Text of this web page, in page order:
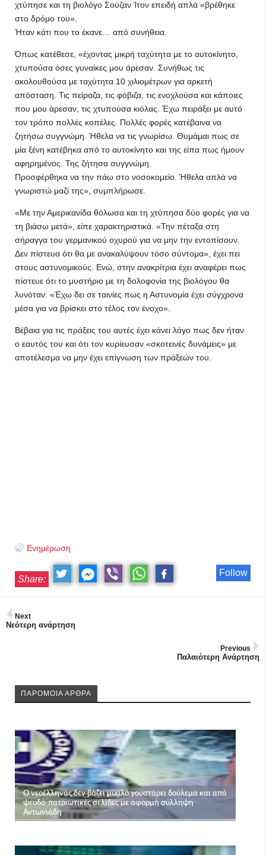
χτύπησε και τη βιολόγο Σούζαν Ίτον επειδή απλά «βρέθηκε
στο δρόμο του».
Ήταν κάτι που το έκανε… από συνήθεια.
Όπως κατέθεσε, «έχοντας μικρή ταχύτητα με το αυτοκίνητο,
χτυπούσα όσες γυναίκες μου άρεσαν. Συνήθως τις
ακολουθούσα με ταχύτητα 10 χιλιομέτρων για αρκετή
απόσταση. Τις πείραζα, τις φόβιζα, τις ενοχλούσα και κάποιες
που μου άρεσαν, τις χτυπούσα κιόλας. Έχω πειράξει με αυτό
τον τρόπο πολλές κοπέλες. Πολλές φορές κατέβαινα να
ζητήσω συγγνώμη. Ήθελα να τις γνωρίσω. Θυμάμαι πως σε
μία ξένη κατέβηκα από το αυτοκίνητο και της είπα πως ήμουν
αφηρημένος. Της ζήτησα συγγνώμη.
Προσφέρθηκα να την πάω στο νοσοκομείο. Ήθελα απλά να
γνωριστώ μαζί της», συμπλήρωσε.
«Με την Αμερικανίδα θόλωσα και τη χτύπησα δύο φορές για να
τη βιάσω μετά», είπε χαρακτηριστικά. «Την πέταξα στη
σήραγγα του γερμανικού οχυρού για να μην την εντοπίσουν.
Δεν πίστευα ότι θα με ανακαλύψουν τόσο σύντομα», έχει πει
στους αστυνομικούς. Ενώ, στην ανακρίτρια έχει αναφέρει πως
πίστευε ότι το μυστήριο με τη δολοφονία της βιολόγου θα
λυνόταν: «Έχω δει σε ταινίες πως η Αστυνομία έχει σύγχρονα
μέσα για να βρίσκει στο τέλος τον ένοχο».
Βέβαια για τις πράξεις του αυτές έχει κάνει λόγο πως δεν ήταν
ο εαυτός του και ότι τον κυρίευσαν «σκοτεινές δυνάμεις» με
αποτέλεσμα να μην έχει επίγνωση των πράξεών του.
Ενημέρωση
Follow
Share:
Next
Νεότερη ανάρτηση
Previous
Παλαιότερη Ανάρτηση
ΠΑΡΟΜΟΙΑ ΑΡΘΡΑ